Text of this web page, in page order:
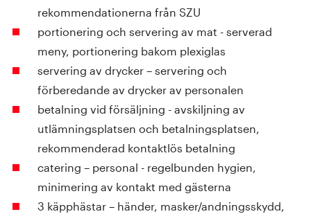
rekommendationerna från SZU
portionering och servering av mat - serverad
meny, portionering bakom plexiglas
servering av drycker – servering och
förberedande av drycker av personalen
betalning vid försäljning - avskiljning av
utlämningsplatsen och betalningsplatsen,
rekommenderad kontaktlös betalning
catering – personal - regelbunden hygien,
minimering av kontakt med gästerna
3 käpphästar – händer, masker/andningsskydd,